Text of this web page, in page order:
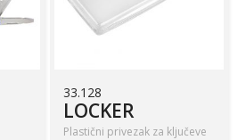
33.128
LOCKER
Plastični privezak za ključeve